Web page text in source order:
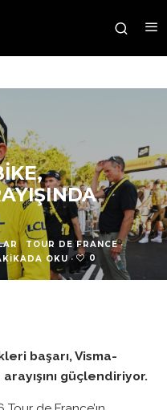
TOUR DE FRANCE ·
OKU · 0
başarı, Visma-
güçlendiriyor.